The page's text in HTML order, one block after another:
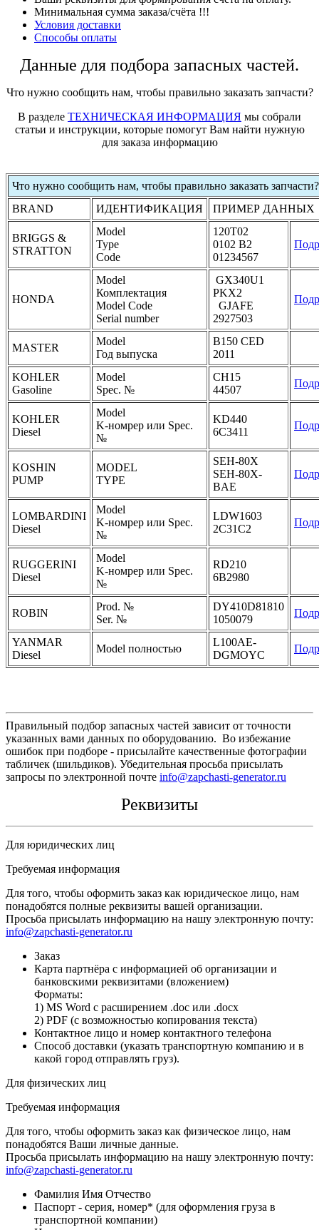
Минимальная сумма заказа/счёта !!!
Условия доставки
Способы оплаты
Данные для подбора запасных частей.
Что нужно сообщить нам, чтобы правильно заказать запчасти?
В разделе ТЕХНИЧЕСКАЯ ИНФОРМАЦИЯ мы собрали
статьи и инструкции, которые помогут Вам найти нужную
для заказа информацию
Что нужно сообщить нам, чтобы правильно заказать запчасти?
BRAND
ИДЕНТИФИКАЦИЯ ПРИМЕР ДАННЫХ
BRIGGS &
STRATTON
Model
Type
Code
120T02
0102 B2
01234567
HONDA
Model
Комплектация
Model Code
Serial number
GX340U1
PKX2
GJAFE
2927503
MASTER
Model
Год выпуска
B150 CED
2011
KOHLER
Gasoline
Model
Spec. №
CH15
44507
KOHLER
Diesel
Model
K-номрер или Spec.
№
KD440
6C3411
KOSHIN
PUMP
MODEL
TYPE
SEH-80X
SEH-80X-
BAE
LOMBARDINI
Diesel
Model
K-номрер или Spec.
№
LDW1603
2C31C2
RUGGERINI
Diesel
Model
K-номрер или Spec.
№
RD210
6B2980
ROBIN
Prod. №
Ser. №
DY410D81810
1050079
YANMAR
Diesel
Model полностью
L100AE-
DGMOYC
Правильный подбор запасных частей зависит от точности
указанных вами данных по оборудованию. Во избежание
ошибок при подборе - присылайте качественные фотографии
табличек (шильдиков). Убедительная просьба присылать
запросы по электронной почте info@zapchasti-generator.ru
Реквизиты
Для юридических лиц
Требуемая информация
Для того, чтобы оформить заказ как юридическое лицо, нам
понадобятся полные реквизиты вашей организации.
Просьба присылать информацию на нашу электронную почту:
info@zapchasti-generator.ru
Заказ
Карта партнёра с информацией об организации и
банковскими реквизитами (вложением)
Форматы:
1) MS Word с расширением .doc или .docx
2) PDF (с возможностью копирования текста)
Контактное лицо и номер контактного телефона
Способ доставки (указать транспортную компанию и в
какой город отправлять груз).
Для физических лиц
Требуемая информация
Для того, чтобы оформить заказ как физическое лицо, нам
понадобятся Ваши личные данные.
Просьба присылать информацию на нашу электронную почту:
info@zapchasti-generator.ru
Фамилия Имя Отчество
Паспорт - серия, номер* (для оформления груза в
транспортной компании)